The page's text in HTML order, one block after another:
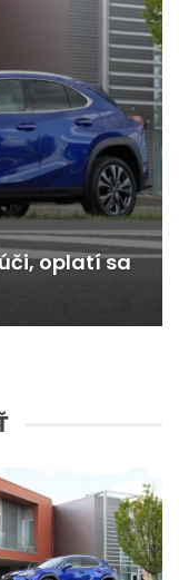
oplatí sa